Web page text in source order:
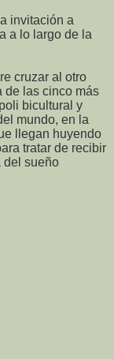
invitación a
a lo largo de la
cruzar al otro
de las cinco más
bicultural y
mundo, en la
llegan huyendo
tratar de recibir
del sueño